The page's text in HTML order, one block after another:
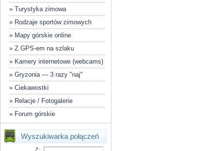
» Turystyka zimowa
» Rodzaje sportów zimowych
» Mapy górskie online
» Z GPS-em na szlaku
» Kamery internetowe (webcams)
» Gryzonia — 3 razy "naj"
» Ciekawostki
» Relacje / Fotogalerie
» Forum górskie
Wyszukiwarka połączeń
Z: